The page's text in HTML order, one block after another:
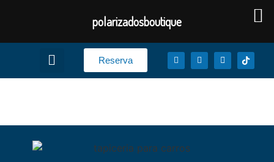
Reserva
polarizadosboutique